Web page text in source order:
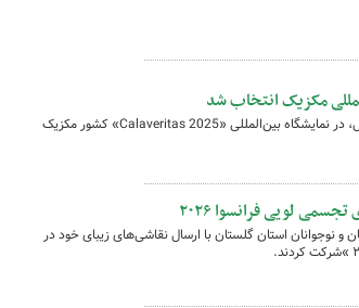
مکزیک انتخاب شد
اثر هنری زهرا عصاریان، عضو مرکز فرهنگی‌هنری شماره دو کانون دزفول، در نمایشگاه بین‌المللی «Calaveritas 2025» کشور مکزیک
لویی فرانسوا ۲۰۲۶
نوجوانان استان گلستان با ارسال نقاشی‌های زیبای خود در